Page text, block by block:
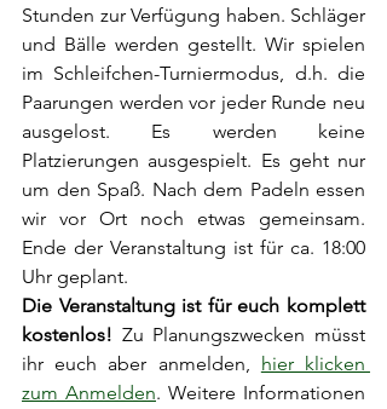
Stunden zur Verfügung haben. Schläger
und Bälle werden gestellt. Wir spielen
im Schleifchen-Turniermodus, d.h. die
Paarungen werden vor jeder Runde neu
ausgelost. Es werden keine
Platzierungen ausgespielt. Es geht nur
um den Spaß. Nach dem Padeln essen
wir vor Ort noch etwas gemeinsam.
Ende der Veranstaltung ist für ca. 18:00
Uhr geplant.
Die Veranstaltung ist für euch komplett
kostenlos! Zu Planungszwecken müsst
ihr euch aber anmelden,
hier klicken
zum Anmelden. Weitere Informationen